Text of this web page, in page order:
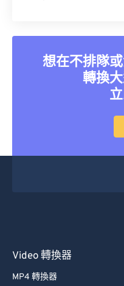
想在不排隊
轉換
Video 轉換器
MP4 轉換器